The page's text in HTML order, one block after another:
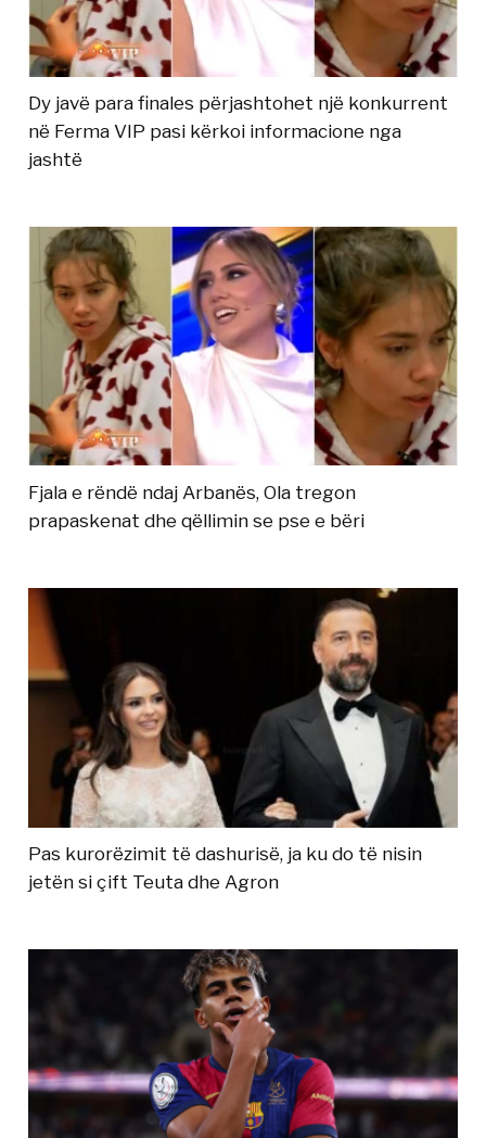
Dy javë para finales përjashtohet një konkurrent
në Ferma VIP pasi kërkoi informacione nga
jashtë
Fjala e rëndë ndaj Arbanës, Ola tregon
prapaskenat dhe qëllimin se pse e bëri
Pas kurorëzimit të dashurisë, ja ku do të nisin
jetën si çift Teuta dhe Agron